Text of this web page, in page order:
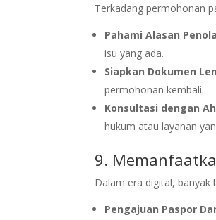
Terkadang permohonan
Pahami Alasan
isu yang ada.
Siapkan Dokumen
permohonan kembali.
Konsultasi dengan
hukum atau layanan
9.
Dalam era digital, banyak
Pengajuan Paspor